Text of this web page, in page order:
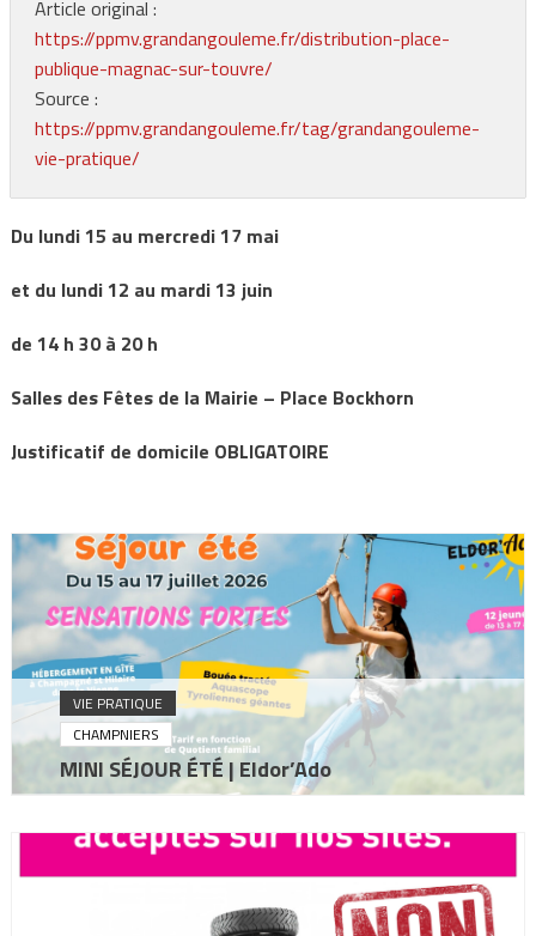
Article original :
https://ppmv.grandangouleme.fr/distribution-place-
publique-magnac-sur-touvre/
Source :
https://ppmv.grandangouleme.fr/tag/grandangouleme-
vie-pratique/
Du lundi 15 au mercredi 17 mai
et du lundi 12 au mardi 13 juin
de 14 h 30 à 20 h
Salles des Fêtes de la Mairie – Place Bockhorn
Justificatif de domicile OBLIGATOIRE
VIE PRATIQUE
CHAMPNIERS
MINI SÉJOUR ÉTÉ | Eldor’Ado